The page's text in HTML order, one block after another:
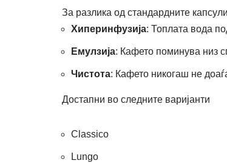
За разлика од стандардните
Хиперинфузија: Топлата вода
Емулзија: Кафето поминува низ
Чистота: Кафето никогаш не
Достапни во следните варијанти
Classico
Lungo